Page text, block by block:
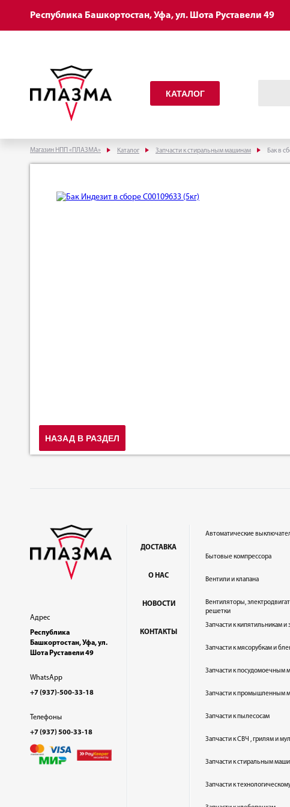
Республика Башкортостан, Уфа, ул. Шота Руставели 49
КАТАЛОГ
Магазин НПП «ПЛАЗМА» Каталог Запчасти к стиральным машинам Бак в
НАЗАД В РАЗДЕЛ
Адрес
Республика
Башкортостан, Уфа, ул.
Шота Руставели 49
WhatsApp
+7 (937)-500-33-18
Телефоны
+7 (937) 500-33-18
ДОСТАВКА
О НАС
НОВОСТИ
КОНТАКТЫ
Автоматические
Бытовые компрессора
Вентили и клапана
Вентиляторы,
решетки
Запчасти к кипятильникам и
Запчасти к мясорубкам и
Запчасти к посудомоечным
Запчасти к промышленным
Запчасти к пылесосам
Запчасти к СВЧ , грилям и
Запчасти к стиральным
Запчасти к